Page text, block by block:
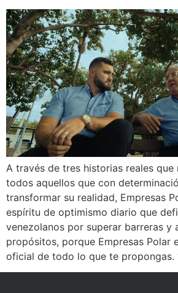
A través de tres historias reales
todos aquellos que con
transformar su realidad, Empresas
espíritu de optimismo diario que
venezolanos por superar barreras y
propósitos, porque Empresas Polar
oficial de todo lo que te propongas.